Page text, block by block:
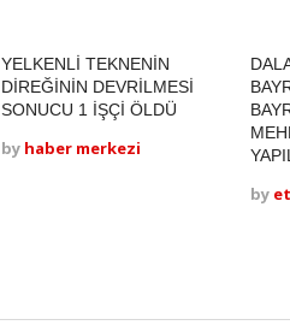
YELKENLİ TEKNENİN
DİREĞİNİN DEVRİLMESİ
SONUCU 1 İŞÇİ ÖLDÜ
by haber merkezi
by